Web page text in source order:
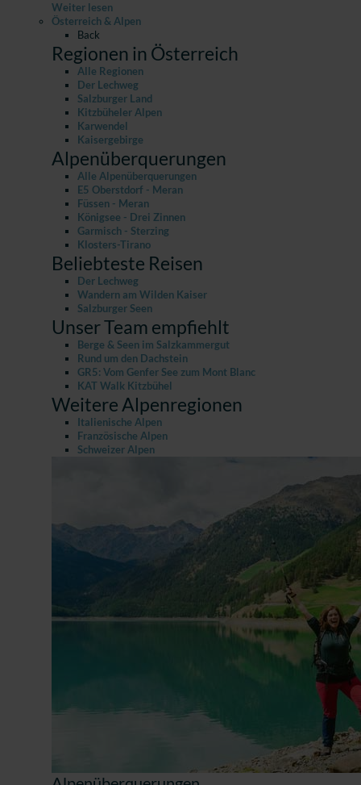
Weiter lesen
Österreich & Alpen
Back
Regionen in Österreich
Alle Regionen
Der Lechweg
Salzburger Land
Kitzbüheler Alpen
Karwendel
Kaisergebirge
Alpenüberquerungen
Alle Alpenüberquerungen
E5 Oberstdorf - Meran
Füssen - Meran
Königsee - Drei Zinnen
Garmisch - Sterzing
Klosters-Tirano
Beliebteste Reisen
Der Lechweg
Wandern am Wilden Kaiser
Salzburger Seen
Unser Team empfiehlt
Berge & Seen im Salzkammergut
Rund um den Dachstein
GR5: Vom Genfer See zum Mont Blanc
KAT Walk Kitzbühel
Weitere Alpenregionen
Italienische Alpen
Französische Alpen
Schweizer Alpen